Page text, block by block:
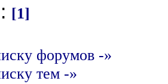
[1]
форумов -»
тем -»